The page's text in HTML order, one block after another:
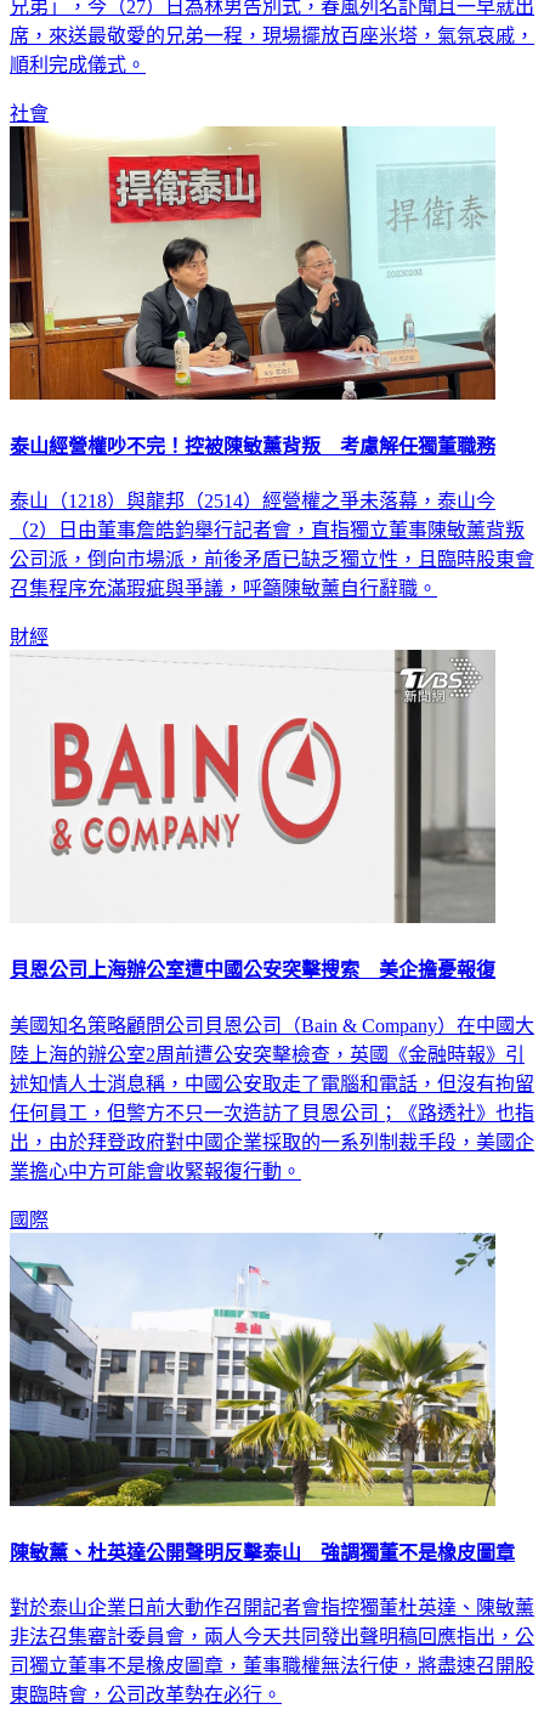
兄弟」，今（27）日為林男告別式，春風列名訃聞且一早就出
席，來送最敬愛的兄弟一程，現場擺放百座米塔，氣氛哀戚，
順利完成儀式。
社會
泰山經營權吵不完！控被陳敏薰背叛 考慮解任獨董職務
泰山（1218）與龍邦（2514）經營權之爭未落幕，泰山今
（2）日由董事詹皓鈞舉行記者會，直指獨立董事陳敏薰背叛
公司派，倒向市場派，前後矛盾已缺乏獨立性，且臨時股東會
召集程序充滿瑕疵與爭議，呼籲陳敏薰自行辭職。
財經
貝恩公司上海辦公室遭中國公安突擊搜索 美企擔憂報復
美國知名策略顧問公司貝恩公司（Bain & Company）在中國大
陸上海的辦公室2周前遭公安突擊檢查，英國《金融時報》引
述知情人士消息稱，中國公安取走了電腦和電話，但沒有拘留
任何員工，但警方不只一次造訪了貝恩公司；《路透社》也指
出，由於拜登政府對中國企業採取的一系列制裁手段，美國企
業擔心中方可能會收緊報復行動。
國際
陳敏薰、杜英達公開聲明反擊泰山 強調獨董不是橡皮圖章
對於泰山企業日前大動作召開記者會指控獨董杜英達、陳敏薰
非法召集審計委員會，兩人今天共同發出聲明稿回應指出，公
司獨立董事不是橡皮圖章，董事職權無法行使，將盡速召開股
東臨時會，公司改革勢在必行。